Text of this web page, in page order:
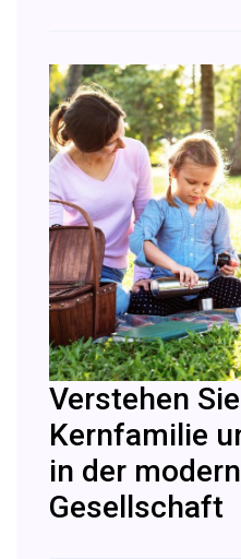
Verstehen
Kernfamilie
in der
Gesellschaft